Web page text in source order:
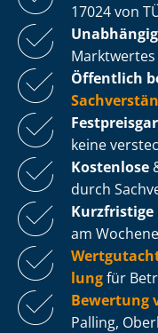
17024 von
Marktwertes
Öffentlich
keine
Kostenlose
durch
am
lungfür
Bewertung
Palling,